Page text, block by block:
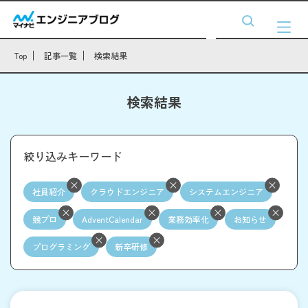
Top 記事一覧 検索結果
検索結果
絞り込みキーワード
社員紹介 クラウドエンジニア システムエンジニア
競プロ AdventCalendar 業務効率化 お知らせ
プログラミング 新卒研修